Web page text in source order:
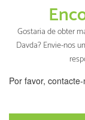
Gostaria de obter
Davda? Envie-nos
Por favor,